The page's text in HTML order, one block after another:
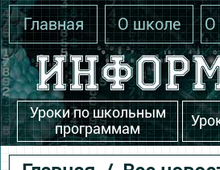
Главная О школе О
Уроки по школьным
программам